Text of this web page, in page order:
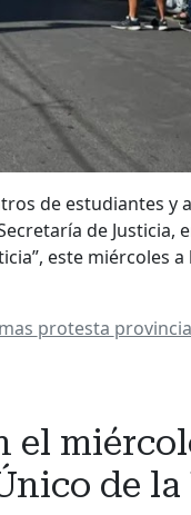
de estudiantes y
de Justicia,
este miércoles a
protesta
el
de la